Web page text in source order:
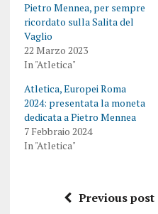
Pietro Mennea, per sempre
ricordato sulla Salita del
Vaglio
22 Marzo 2023
In "Atletica"
Atletica, Europei Roma
2024: presentata la moneta
dedicata a Pietro Mennea
7 Febbraio 2024
In "Atletica"
Previous post